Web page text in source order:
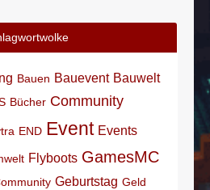
Bauen Bauevent Bauwelt
Bücher Community
END Event Events
Flyboots GamesMC
Geburtstag Geld